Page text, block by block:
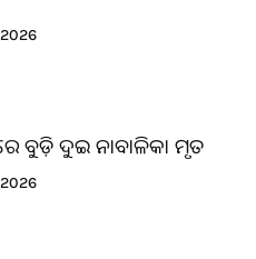
2026
ବୁଡ଼ି ଦୁଇ ନାବାଳିକା ମୃତ
2026